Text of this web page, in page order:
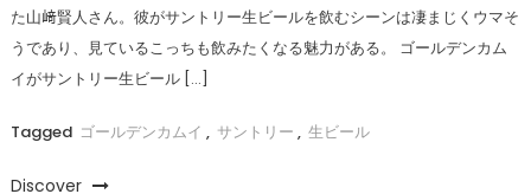
た山﨑賢人さん。彼がサントリー生ビールを飲むシーンは凄まじくウマそ
うであり、見ているこっちも飲みたくなる魅力がある。 ゴールデンカム
イがサントリー生ビール […]
Tagged ゴールデンカムイ , サントリー , 生ビール
Discover